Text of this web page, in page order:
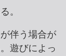
。
伴う場合が
遊びによっ